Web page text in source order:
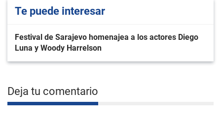
Te puede interesar
Festival de Sarajevo homenajea a los actores Diego
Luna y Woody Harrelson
Deja tu comentario